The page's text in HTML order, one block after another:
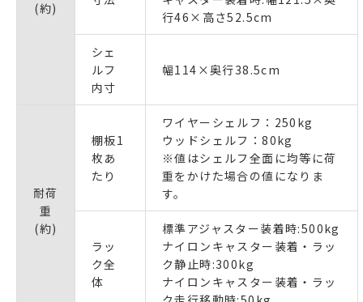
(約)
行46×高さ52.5cm
シェ
ルフ
内寸
幅114×奥行38.5cm
耐荷
重
(約)
棚板1
枚あ
たり
ワイヤーシェルフ：250kg
ウッドシェルフ：80kg
※値はシェルフ全面に均等に荷
重をかけた場合の値になりま
す。
ラッ
ク全
体
標準アジャスター装着時:500kg
ナイロンキャスター装着・ラッ
ク静止時:300kg
ナイロンキャスター装着・ラッ